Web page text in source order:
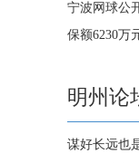
宁波网球公
保额6230万
明州论
谋好长远也